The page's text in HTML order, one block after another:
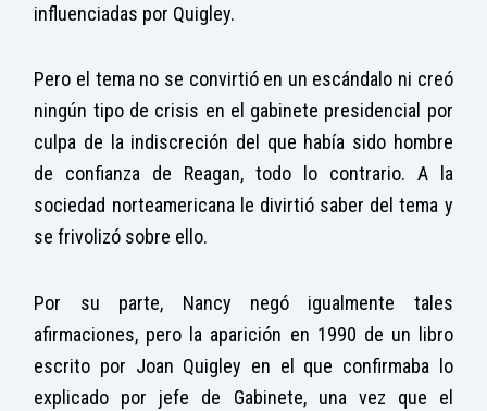
influenciadas por Quigley.
Pero el tema no se convirtió en un escándalo ni creó
ningún tipo de crisis en el gabinete presidencial por
culpa de la indiscreción del que había sido hombre
de confianza de Reagan, todo lo contrario. A la
sociedad norteamericana le divirtió saber del tema y
se frivolizó sobre ello.
Por su parte, Nancy negó igualmente tales
afirmaciones, pero la aparición en 1990 de un libro
escrito por Joan Quigley en el que confirmaba lo
explicado por jefe de Gabinete, una vez que el